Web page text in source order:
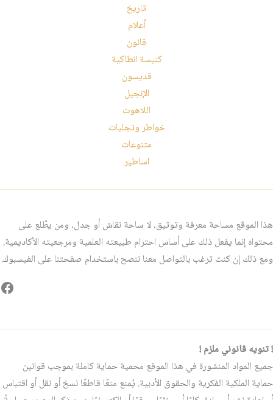
تاريخ
أعلام
قانون
كنيسة انطاكية
قديسون
الإنجيل
اللاهوت
خواطر وتجليات
متنوعات
اساطير
هذا الموقع مساحة معرفة وتوثيق، لا ساحة نقاش أو جدل، ومن يطّلع على
محتواه إنما يفعل ذلك على أساس احترام طبيعته العلمية ومرجعيته الأكاديمية.
ومع ذلك إن كنت ترغب بالتواصل معنا ننصح باستخدام صفحتنا على الفيسبوك.
! تنويه قانوني ملزم !
جميع المواد المنشورة في هذا الموقع محمية حماية كاملة بموجب قوانين
حماية الملكية الفكرية والحقوق الأدبية. يُمنع منعًا قاطعًا نسخ أو نقل أو اقتباس